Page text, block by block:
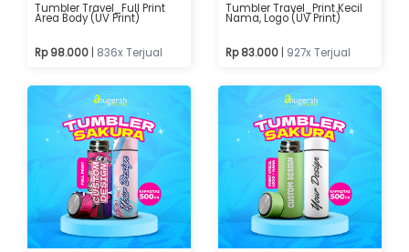
Tumbler Travel_Full Print
Area Body (UV Print)
Rp 98.000 836x Terjual
Tumbler Travel_Print Kecil
Nama, Logo (UV Print)
Rp 83.000 927x Terjual